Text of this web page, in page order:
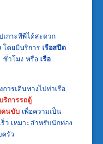
เกาะพีพีได้สะดวก
โดยมีบริการ เรือสปีด
ชั่วโมง หรือ เรือ
ารเดินทางไปท่าเรือ
ริการรถตู้
คนขับเพื่อความเป็น
ว เหมาะสำหรับนักท่อง
รัว